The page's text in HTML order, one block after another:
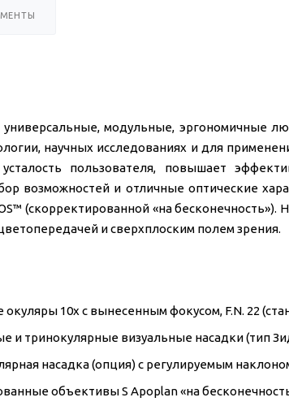
универсальные, модульные, эргономичные
научных исследованиях и для
пользователя, повышает
возможностей и отличные оптические
(скорректированной «на
и сверхплоским полем зрения.
10x с вынесенным фокусом, F.N. 22
и тринокулярные визуальные насадки (тип
насадка (опция) с регулируемым
объективы S Apoplan «на